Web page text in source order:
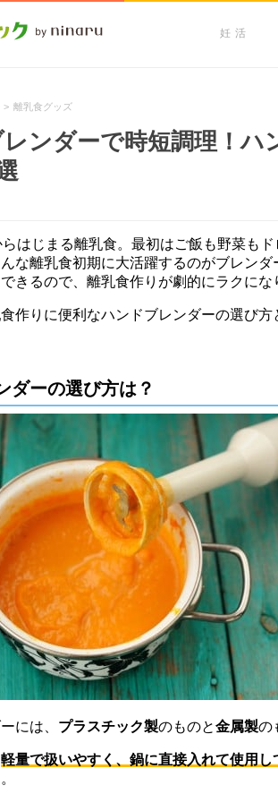
妊活
> 離乳食グッズ
ンダーで時短調理！ハ
はじまる離乳食。最初はご飯も野菜も
な離乳食初期に大活躍するのがブレン
きるので、離乳食作りが劇的にラクにな
作りに便利なハンドブレンダーの選び
ダーの選び方は？
には、 プラスチック製のものと金属製の
軽量で扱いやすく、鍋に直接入れて使用